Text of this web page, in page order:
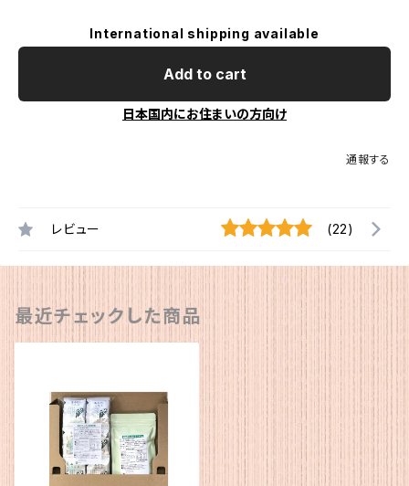
International shipping available
Add to cart
日本国内にお住まいの方向け
通報する
レビュー (22)
最近チェックした商品